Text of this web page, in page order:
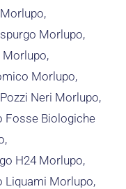
Morlupo,
Morlupo,
Morlupo,
Neri Morlupo,
Fosse Biologiche
H24 Morlupo,
Liquami Morlupo,